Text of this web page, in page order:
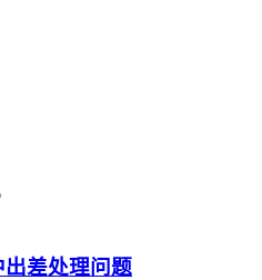
差处理问题